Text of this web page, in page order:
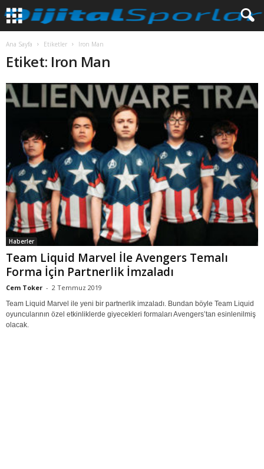
Ana Sayfa Etiketler Iron Man
Etiket: Iron Man
Haberler
Team Liquid Marvel İle Avengers Temalı
Forma İçin Partnerlik İmzaladı
Cem Toker - 2 Temmuz 2019
Team Liquid Marvel ile yeni bir partnerlik imzaladı. Bundan böyle Team Liquid
oyuncularının özel etkinliklerde giyecekleri formaları Avengers’tan esinlenilmiş
olacak.